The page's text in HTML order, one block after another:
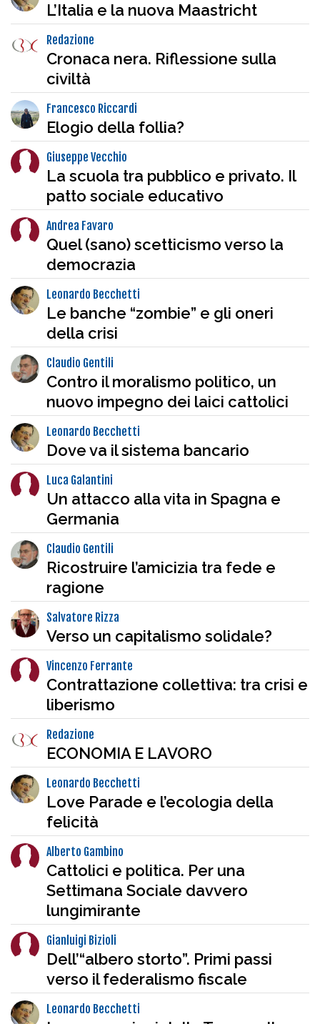
L’Italia e la nuova Maastricht
Redazione
Cronaca nera. Riflessione sulla
civiltà
Francesco Riccardi
Elogio della follia?
Giuseppe Vecchio
La scuola tra pubblico e privato. Il
patto sociale educativo
Andrea Favaro
Quel (sano) scetticismo verso la
democrazia
Leonardo Becchetti
Le banche “zombie” e gli oneri
della crisi
Claudio Gentili
Contro il moralismo politico, un
nuovo impegno dei laici cattolici
Leonardo Becchetti
Dove va il sistema bancario
Luca Galantini
Un attacco alla vita in Spagna e
Germania
Claudio Gentili
Ricostruire l’amicizia tra fede e
ragione
Salvatore Rizza
Verso un capitalismo solidale?
Vincenzo Ferrante
Contrattazione collettiva: tra crisi e
liberismo
Redazione
ECONOMIA E LAVORO
Leonardo Becchetti
Love Parade e l’ecologia della
felicità
Alberto Gambino
Cattolici e politica. Per una
Settimana Sociale davvero
lungimirante
Gianluigi Bizioli
Dell’“albero storto”. Primi passi
verso il federalismo fiscale
Leonardo Becchetti